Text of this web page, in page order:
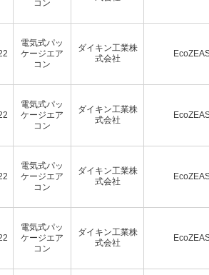
コン
電気式パッ
ケージエア
コン
ダイキン工業株
式会社
電気式パッ
ケージエア
コン
ダイキン工業株
式会社
電気式パッ
ケージエア
コン
ダイキン工業株
式会社
電気式パッ
ケージエア
コン
ダイキン工業株
式会社